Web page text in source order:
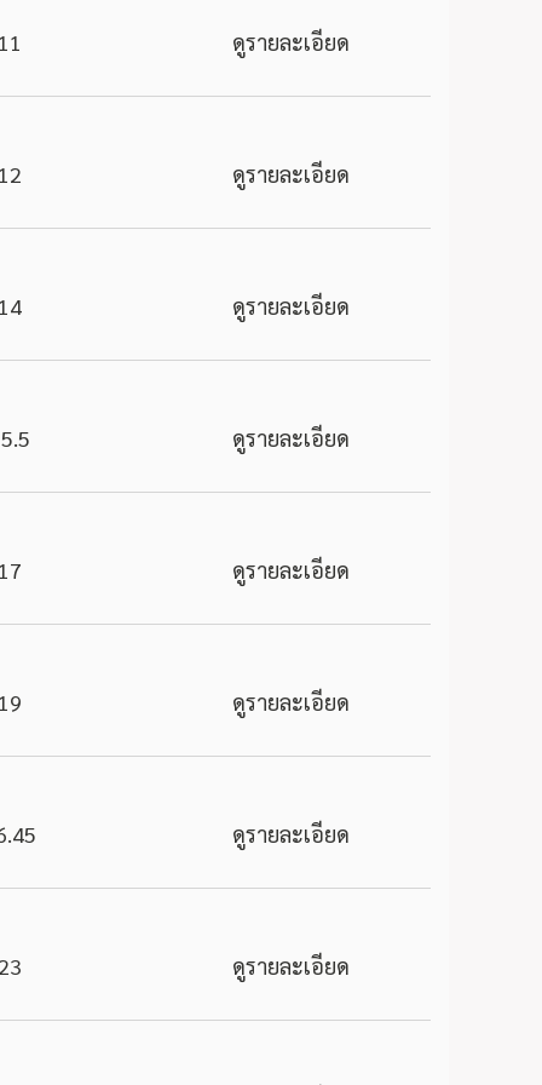
ดูรายละเอียด
ดูรายละเอียด
ดูรายละเอียด
ดูรายละเอียด
ดูรายละเอียด
ดูรายละเอียด
ดูรายละเอียด
ดูรายละเอียด